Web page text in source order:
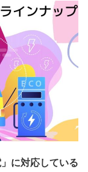
に対応している